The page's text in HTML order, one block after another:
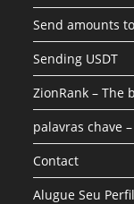
Send amounts
Sending USDT
ZionRank – The
palavras chave
Contact
Alugue Seu